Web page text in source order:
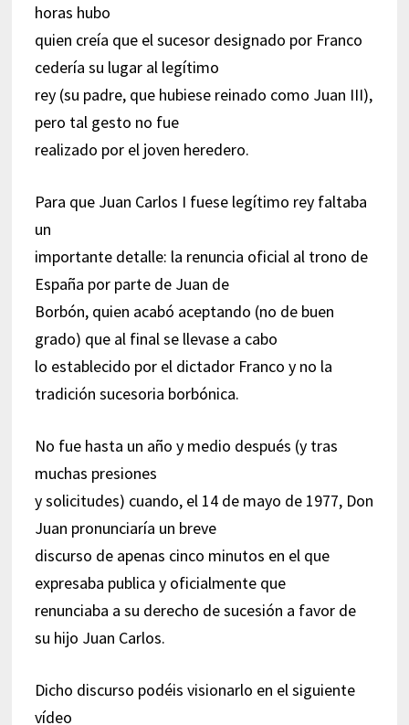
horas hubo
quien creía que el sucesor designado por Franco
cedería su lugar al legítimo
rey (su padre, que hubiese reinado como Juan III),
pero tal gesto no fue
realizado por el joven heredero.
Para que Juan Carlos I fuese legítimo rey faltaba
un
importante detalle: la renuncia oficial al trono de
España por parte de Juan de
Borbón, quien acabó aceptando (no de buen
grado) que al final se llevase a cabo
lo establecido por el dictador Franco y no la
tradición sucesoria borbónica.
No fue hasta un año y medio después (y tras
muchas presiones
y solicitudes) cuando, el 14 de mayo de 1977, Don
Juan pronunciaría un breve
discurso de apenas cinco minutos en el que
expresaba publica y oficialmente que
renunciaba a su derecho de sucesión a favor de
su hijo Juan Carlos.
Dicho discurso podéis visionarlo en el siguiente
vídeo